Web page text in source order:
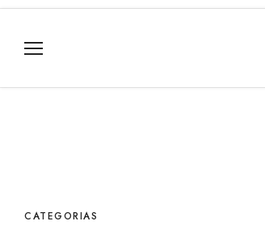
CATEGORIAS